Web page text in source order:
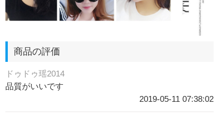
商品の評価
ドゥドゥ瑶2014
品質がいいです
2019-05-11 07:38:02